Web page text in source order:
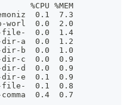
%CPU %MEM
0.1  7.3
worl  0.0  2.0
file-  0.0  1.4
dir-a  0.0  1.2
b  0.0  1.0
c  0.0  0.9
dir-d  0.0  0.9
dir-e  0.1  0.9
0.1  0.8
0.4  0.7